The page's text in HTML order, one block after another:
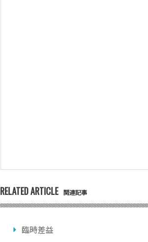
RELATED ARTICLE 関連記事
臨時差益